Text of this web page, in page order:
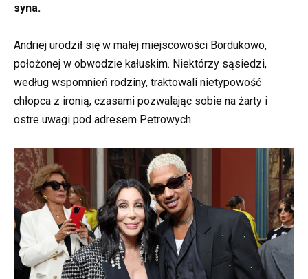
syna.
Andriej urodził się w małej miejscowości Bordukowo,
położonej w obwodzie kałuskim. Niektórzy sąsiedzi,
według wspomnień rodziny, traktowali nietypowość
chłopca z ironią, czasami pozwalając sobie na żarty i
ostre uwagi pod adresem Petrowych.